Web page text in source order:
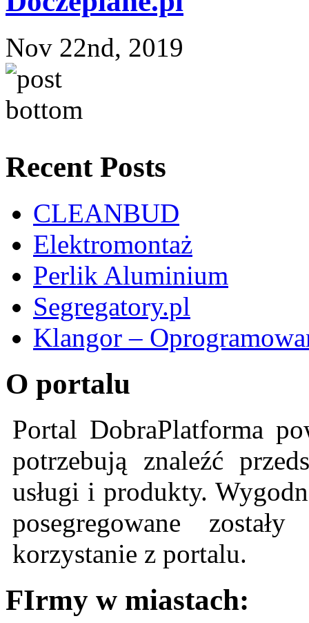
Nov 22nd, 2019
Recent Posts
CLEANBUD
Elektromontaż
Perlik Aluminium
Segregatory.pl
Klangor –
O portalu
Portal DobraPlatforma
potrzebują znaleźć
usługi i produkty.
posegregowane
korzystanie z portalu.
FIrmy w miastach: